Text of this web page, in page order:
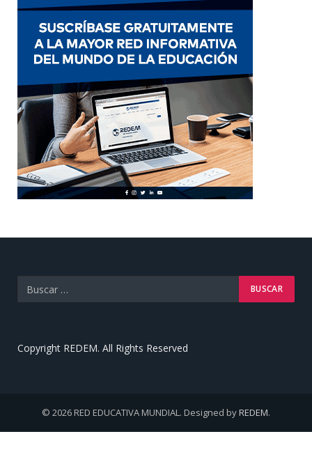
Copyright REDEM. All Rights Reserved
© 2026 RED EDUCATIVA MUNDIAL. Designed byREDEM.